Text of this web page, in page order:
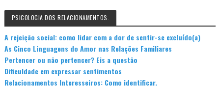
PSICOLOGIA DOS RELACIONAMENTOS.
A rejeição social: como lidar com a dor de sentir-se excluído(a)
As Cinco Linguagens do Amor nas Relações Familiares
Pertencer ou não pertencer? Eis a questão
Dificuldade em expressar sentimentos
Relacionamentos Interesseiros: Como identificar.